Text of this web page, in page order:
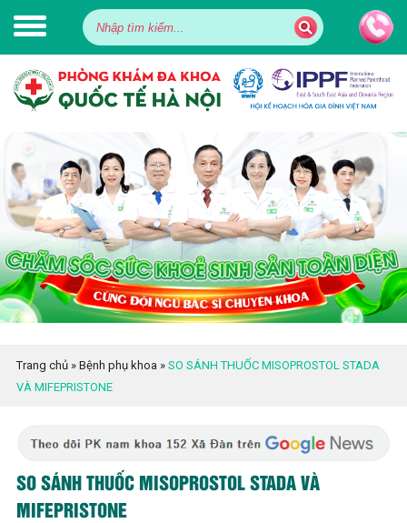
Trang chủ» Bệnh phụ khoa » SO SÁNH THUỐC MISOPROSTOL STADA
VÀ MIFEPRISTONE
SO SÁNH THUỐC MISOPROSTOL STADA VÀ
MIFEPRISTONE